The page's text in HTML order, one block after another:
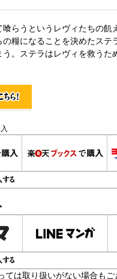
喰らうというレヴィたちの飢
の糧になることを決めたステ
。ステラはレヴィを救うた
ては取り扱いがない場合もご